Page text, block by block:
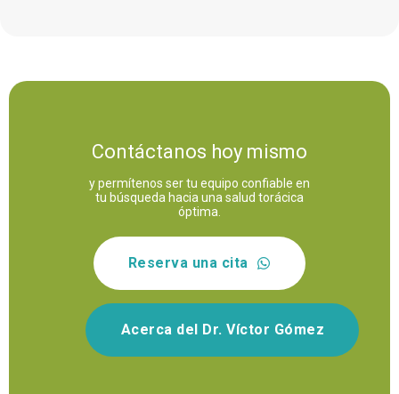
Contáctanos hoy mismo
y permítenos ser tu equipo confiable en
tu búsqueda hacia una salud torácica
óptima.
Reserva una cita
Acerca del Dr. Víctor Gómez